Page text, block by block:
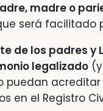
madre o
será facilitado
de los padres
legalizado
puedan
en el Registro